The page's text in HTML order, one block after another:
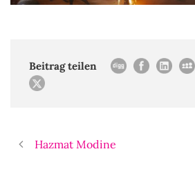
Beitrag teilen
Hazmat Modine